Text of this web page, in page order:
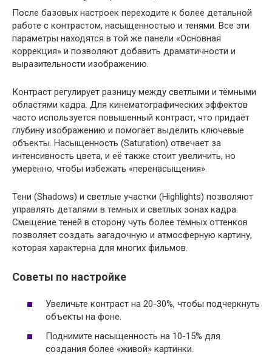
После базовых настроек переходите к более детальной
работе с контрастом, насыщенностью и тенями. Все эти
параметры находятся в той же панели «Основная
коррекция» и позволяют добавить драматичности и
выразительности изображению.
Контраст регулирует разницу между светлыми и тёмными
областями кадра. Для кинематографических эффектов
часто используется повышенный контраст, что придаёт
глубину изображению и помогает выделить ключевые
объекты. Насыщенность (Saturation) отвечает за
интенсивность цвета, и её также стоит увеличить, но
умеренно, чтобы избежать «перенасыщения».
Тени (Shadows) и светлые участки (Highlights) позволяют
управлять деталями в темных и светлых зонах кадра.
Смещение теней в сторону чуть более тёмных оттенков
позволяет создать загадочную и атмосферную картину,
которая характерна для многих фильмов.
Советы по настройке
Увеличьте контраст на 20-30%, чтобы подчеркнуть
объекты на фоне.
Поднимите насыщенность на 10-15% для
создания более «живой» картинки.